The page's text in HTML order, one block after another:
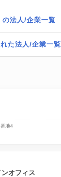
の法人/企業一覧
た法人/企業一覧
地4
オフィス